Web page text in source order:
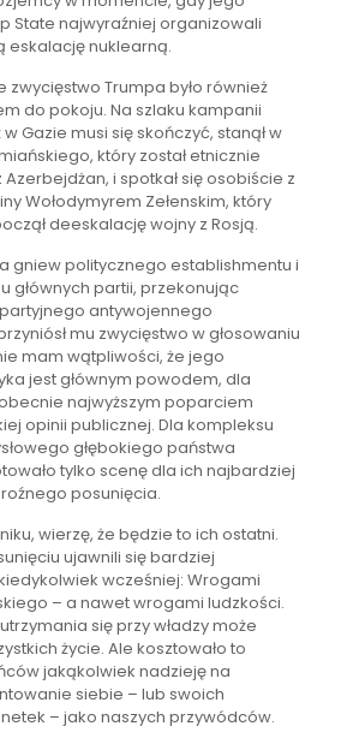
State najwyraźniej organizowali
nuklearną.
zwycięstwo Trumpa było również
do pokoju. Na szlaku kampanii
Gazie musi się skończyć, stanął w
który został etnicznie
i spotkał się osobiście z
Wołodymyrem Zełenskim, który
deeskalację wojny z Rosją.
gniew politycznego establishmentu i
głównych partii, przekonując
antywojennego
mu zwycięstwo w głosowaniu
mam wątpliwości, że jego
jest głównym powodem, dla
najwyższym poparciem
opinii publicznej. Dla kompleksu
głębokiego państwa
tylko scenę dla ich najbardziej
posunięcia.
wierzę, że będzie to ich ostatni.
ujawnili się bardziej
wcześniej: Wrogami
– a nawet wrogami ludzkości.
się przy władzy może
życie. Ale kosztowało to
jakąkolwiek nadzieję na
siebie – lub swoich
– jako naszych przywódców.